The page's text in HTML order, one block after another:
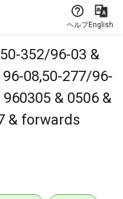
ヘルプEnglish
352/96-03 &
08,50-277/96-
& 0506 &
& forwards